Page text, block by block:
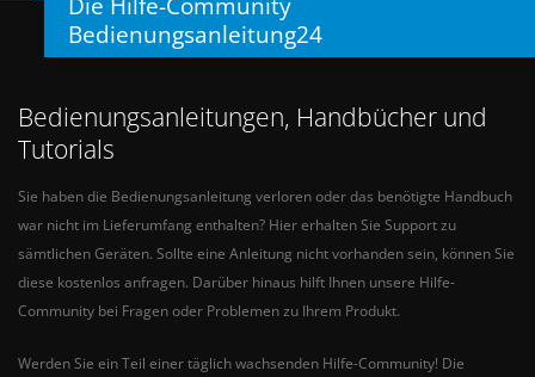
Bedienungsanleitung24
Bedienungsanleitungen, Handbücher und
Tutorials
Sie haben die Bedienungsanleitung verloren oder das benötigte Handbuch
war nicht im Lieferumfang enthalten? Hier erhalten Sie Support zu
sämtlichen Geräten. Sollte eine Anleitung nicht vorhanden sein, können Sie
diese kostenlos anfragen. Darüber hinaus hilft Ihnen unsere Hilfe-
Community bei Fragen oder Problemen zu Ihrem Produkt.
Werden Sie ein Teil einer täglich wachsenden Hilfe-Community! Die